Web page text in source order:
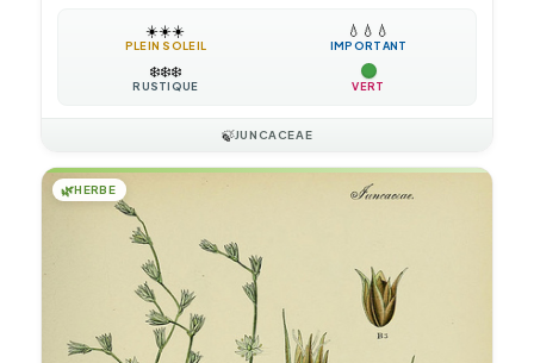
☀️☀️☀️
PLEIN SOLEIL
💧 💧 💧
IMPORTANT
❄️❄️❄️
RUSTIQUE VERT
🍃JUNCACEAE
🌿HERBE